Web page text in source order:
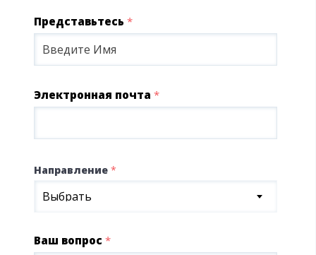
Представьтесь *
Электронная почта *
Направление *
Выбрать
Ваш вопрос *